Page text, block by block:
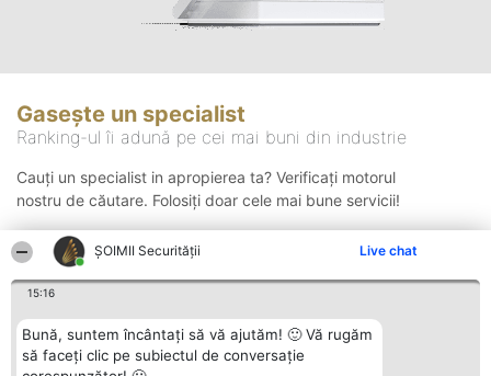
ȘOIMII Securității Live chat
15:16
Bună, suntem încântați să vă ajutăm! 🙂 Vă rugăm
să faceți clic pe subiectul de conversație
Gasește un specialist
Ranking-ul îi adună pe cei mai buni din industrie
Cauți un specialist in apropierea ta? Verificați motorul
nostru de căutare. Folosiți doar cele mai bune servicii!